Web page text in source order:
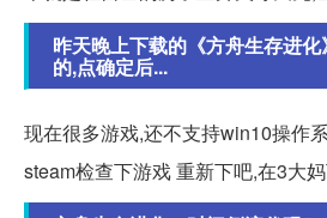
昨天晚上下载的《方舟生存进
的,点确定后...
现在很多游戏,还不支持win10操作
steam检查下游戏 重新下吧,在3大妈